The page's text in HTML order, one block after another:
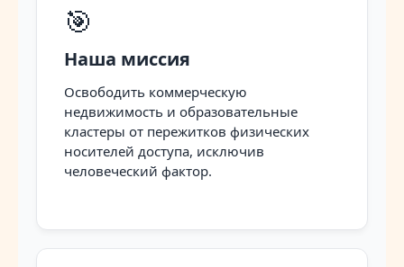
🎯
Наша миссия
Освободить коммерческую
недвижимость и образовательные
кластеры от пережитков физических
носителей доступа, исключив
человеческий фактор.